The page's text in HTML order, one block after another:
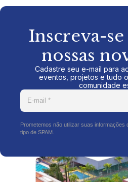
Inscreva-
nossas
Cadastre seu e-mail para
eventos, projetos e tudo
comunidade
Prometemos não utilizar suas informações
tipo de SPAM.